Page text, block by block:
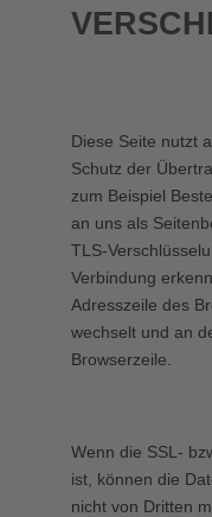
Diese Seite nutzt
Schutz der
zum Beispiel
an uns als
TLS-
Verbindung
Adresszeile des
wechselt und an
Browserzeile.
Wenn die SSL-
ist, können die
nicht von Dritten